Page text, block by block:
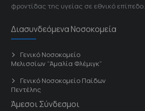
φροντίδας της υγείας σε εθνικό επίπεδο.
Διασυνδεόμενα Νοσοκομεία
Γενικό Νοσοκομείο
Μελισσίων “Άμαλία Φλέμιγκ”
Γενικό Νοσοκομείο Παίδων
Πεντέλης
Άμεσοι Σύνδεσμοι